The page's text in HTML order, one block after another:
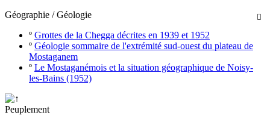

Géographie / Géologie
º Grottes de la Chegga décrites en 1939 et 1952
º Géologie sommaire de l'extrémité sud-ouest du plateau de
Mostaganem
º Le Mostaganémois et la situation géographique de Noisy-
les-Bains (1952)
Peuplement